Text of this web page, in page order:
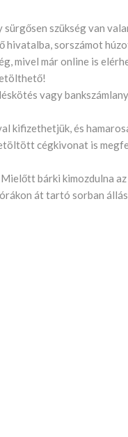
szükség van
hivatalba, sorszámot
mivel már online is
vagy
kifizethetjük, és
cégkivonat is
bárki kimozdulna
át tartó sorban